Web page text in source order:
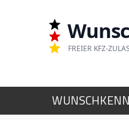
FREIER KFZ-